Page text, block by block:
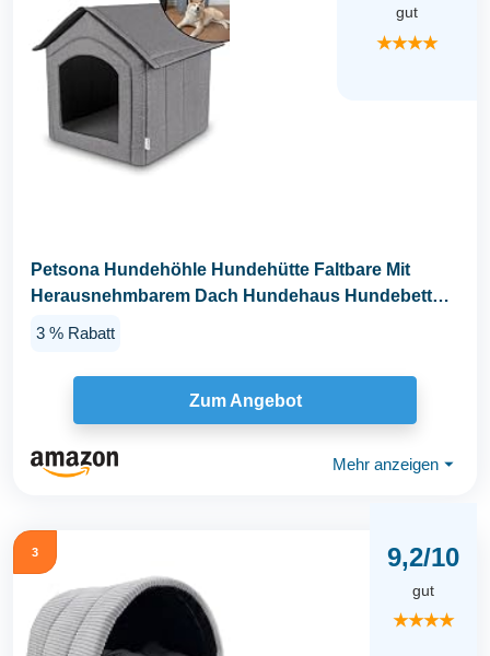
gut
★★★★
Petsona Hundehöhle Hundehütte Faltbare Mit
Herausnehmbarem Dach Hundehaus Hundebett
3 % Rabatt
Zum Angebot
Mehr anzeigen ⏷
3 9,2/10
gut
★★★★